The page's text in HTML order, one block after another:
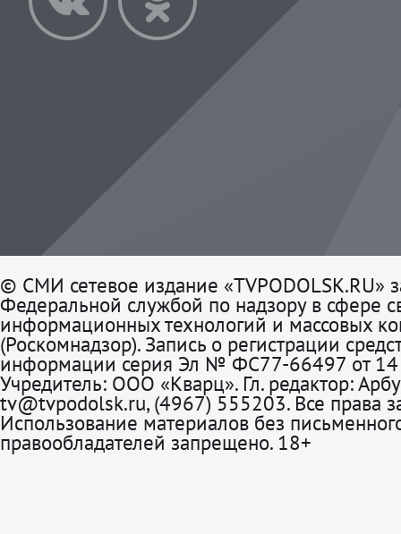
© СМИ сетевое издание «TVPODOLSK.RU»
Федеральной службой по надзору в сфере
информационных технологий и массовых
(Роскомнадзор). Запись о регистрации
информации серия Эл № ФС77-66497 от 14
Учредитель: ООО «Кварц». Гл. редактор:
tv@tvpodolsk.ru, (4967) 555203. Все права
Использование материалов без
правообладателей запрещено. 18+